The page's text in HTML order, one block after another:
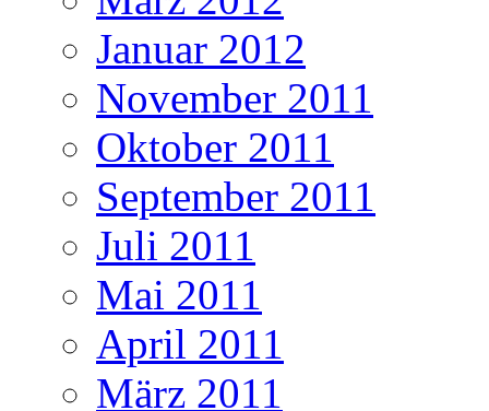
Januar 2012
November 2011
Oktober 2011
September 2011
Juli 2011
Mai 2011
April 2011
März 2011